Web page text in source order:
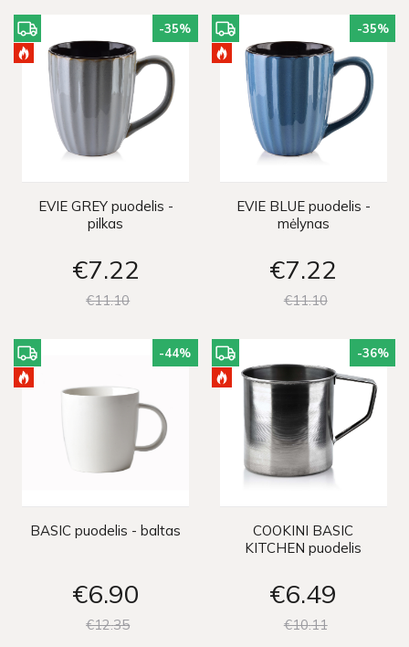
-35%
EVIE GREY puodelis -
pilkas
€7 22
€1110
-35%
EVIE BLUE puodelis -
mėlynas
€7 22
€1110
-44%
BASIC puodelis - baltas
€6 90
€1235
-36%
COOKINI BASIC
KITCHEN puodelis
€6 49
€1011